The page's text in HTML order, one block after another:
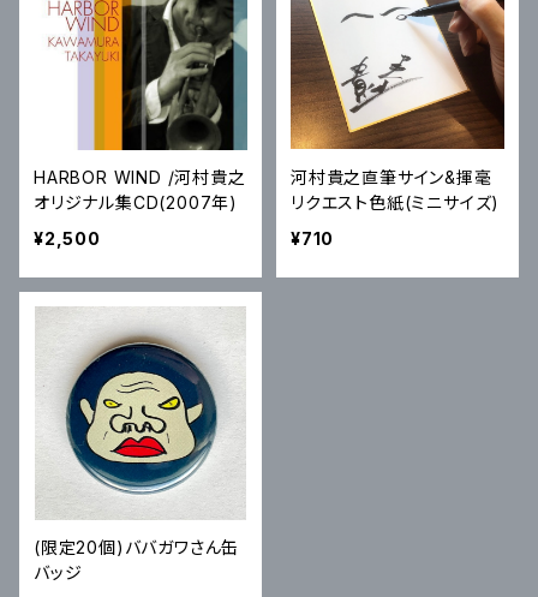
HARBOR WIND /河村貴之
オリジナル集CD(2007年)
¥2,500
河村貴之直筆サイン&揮毫
リクエスト色紙(ミニサイズ)
¥710
(限定 20個)ババガワさん缶
バッジ